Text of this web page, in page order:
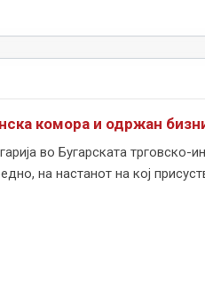
комора и одржан
во Бугарската
на настанот на кој